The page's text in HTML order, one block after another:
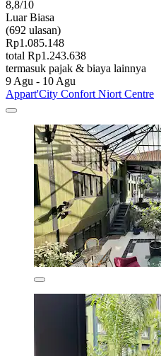
8,8/10
Luar Biasa
(692 ulasan)
Rp1.085.148
total Rp1.243.638
termasuk pajak & biaya lainnya
9 Agu - 10 Agu
Appart'City Confort Niort Centre